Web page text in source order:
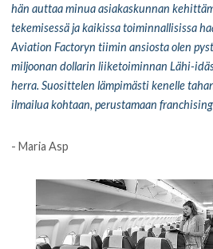
hän auttaa minua asiakaskunnan
tekemisessä ja kaikissa toiminnallisissa
Aviation Factoryn tiimin ansiosta olen
miljoonan dollarin liiketoiminnan Lähi-
herra. Suosittelen lämpimästi kenelle
ilmailua kohtaan, perustamaan
- Maria Asp